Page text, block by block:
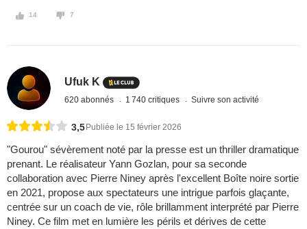
14 7
Ufuk K
620 abonnés 1 740 critiques Suivre son activité
3,5 Publiée le 15 février 2026
"Gourou" sévèrement noté par la presse est un thriller dramatique
prenant. Le réalisateur Yann Gozlan, pour sa seconde
collaboration avec Pierre Niney après l'excellent Boîte noire sortie
en 2021, propose aux spectateurs une intrigue parfois glaçante,
centrée sur un coach de vie, rôle brillamment interprété par Pierre
Niney. Ce film met en lumière les périls et dérives de cette